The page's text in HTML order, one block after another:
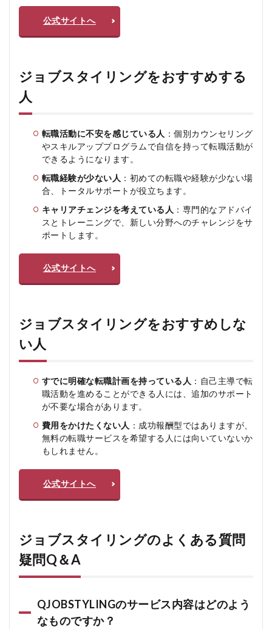
公式サイトへ
ジョブスタイリングをおすすめする
人
転職活動に不安を感じている人 ：個別カウンセリング
やスキルアッププログラムで自信を持って転職活動が
できるようになります。
転職経験が少ない人 ：初めての転職や経験が少ない場
合、トータルサポートが役立ちます。
キャリアチェンジを考えている人 ：専門的なアドバイ
スとトレーニングで、新しい分野へのチャレンジをサ
ポートします。
公式サイトへ
ジョブスタイリングをおすすめしな
い人
すでに明確な転職計画を持っている人 ：自己主導で転
職活動を進めることができる人には、追加のサポート
が不要な場合があります。
費用をかけたくない人 ：成功報酬型ではありますが、
無料の転職サービスを希望する人には向いていないか
もしれません。
公式サイトへ
ジョブスタイリングのよくある質問
疑問Q＆A
QJOBSTYLINGのサービス内容はどのよう
なものですか？